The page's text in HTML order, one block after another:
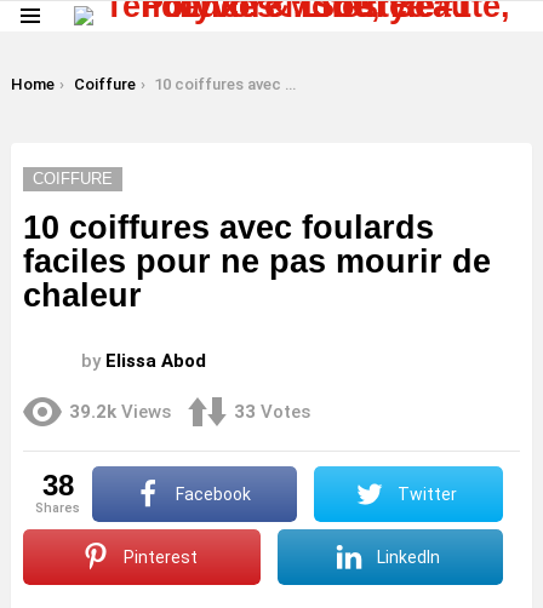
You are here:
Home Coiffure 10 coiffures avec foulards faciles pour ne pas mourir de chaleur
COIFFURE
10 coiffures avec foulards
faciles pour ne pas mourir de
chaleur
by Elissa Abod
39.2k Views 33 Votes
38
shares
Facebook Twitter
Pinterest LinkedIn